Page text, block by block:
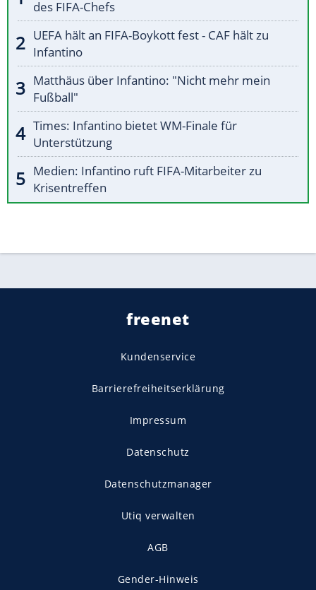
des FIFA-Chefs
UEFA hält an FIFA-Boykott fest - CAF hält zu
Infantino
Matthäus über Infantino: "Nicht mehr mein
Fußball"
Times: Infantino bietet WM-Finale für
Unterstützung
Medien: Infantino ruft FIFA-Mitarbeiter zu
Krisentreffen
freenet
Kundenservice
Barrierefreiheitserklärung
Impressum
Datenschutz
Datenschutzmanager
Utiq verwalten
AGB
Gender-Hinweis